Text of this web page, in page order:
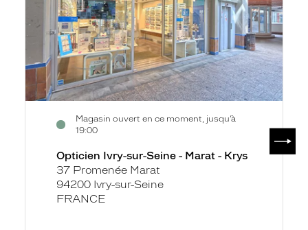
Marat
-
Krys
Magasin ouvert en ce moment, jusqu’à
19:00
Opticien Ivry-sur-Seine - Marat - Krys
37 Promenée Marat
94200 Ivry-sur-Seine
FRANCE